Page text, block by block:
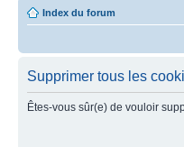
Index du forum
Supprimer tous les
Êtes-vous sûr(e) de vouloir